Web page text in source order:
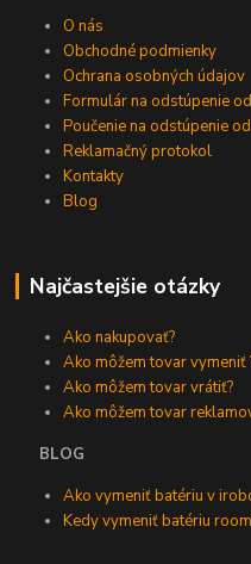
O nás
Obchodné podmienky
Ochrana osobných údajov
Formulár na odstúpenie
Poučenie na odstúpenie
Reklamačný protokol
Kontakty
Blog
Najčastejšie otázky
Ako nakupovať?
Ako môžem tovar vymeniť
Ako môžem tovar vrátiť?
Ako môžem tovar
BLOG
Ako vymeniť batériu v
Kedy vymeniť batériu